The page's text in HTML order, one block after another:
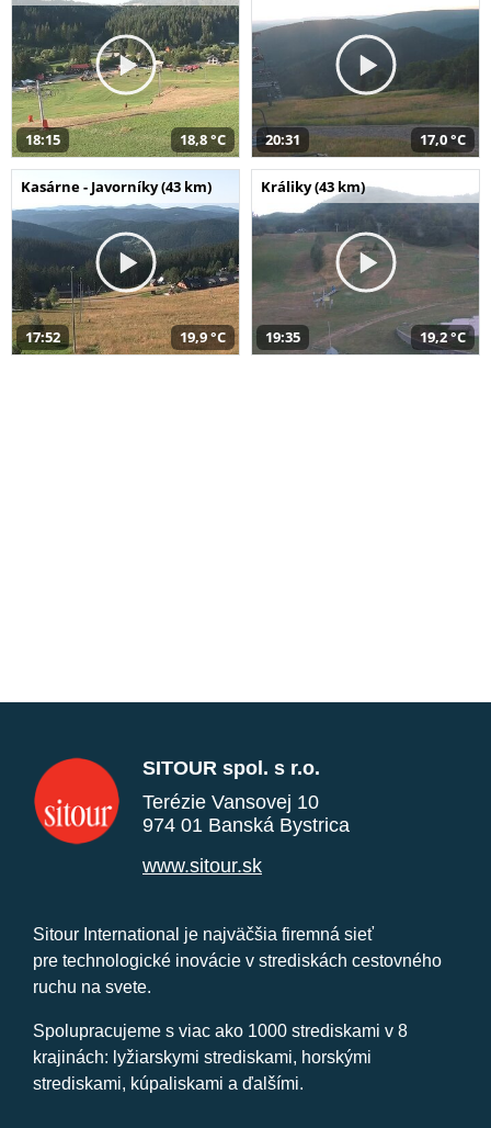
18:15 18,8 °C 20:31 17,0 °C
Kasárne - Javorníky (43 km)
17:52 19,9 °C
Králiky (43 km)
19:35 19,2 °C
SITOUR spol. s r.o.
Terézie Vansovej 10
974 01 Banská Bystrica
www.sitour.sk
Sitour International je najväčšia firemná sieť
pre technologické inovácie v strediskách cestovného
ruchu na svete.
Spolupracujeme s viac ako 1000 strediskami v 8
krajinách: lyžiarskymi strediskami, horskými
strediskami, kúpaliskami a ďalšími.